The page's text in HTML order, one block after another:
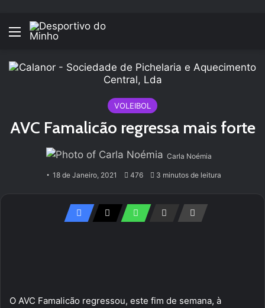
Menu
VOLEIBOL
AVC Famalicão regressa mais forte
Carla Noémia
18 de Janeiro, 2021 476 3 minutos de leitura
O AVC Famalicão regressou, este fim de semana, à